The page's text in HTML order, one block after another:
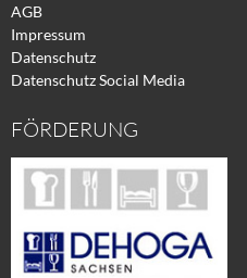
AGB
Impressum
Datenschutz
Datenschutz Social Media
FÖRDERUNG